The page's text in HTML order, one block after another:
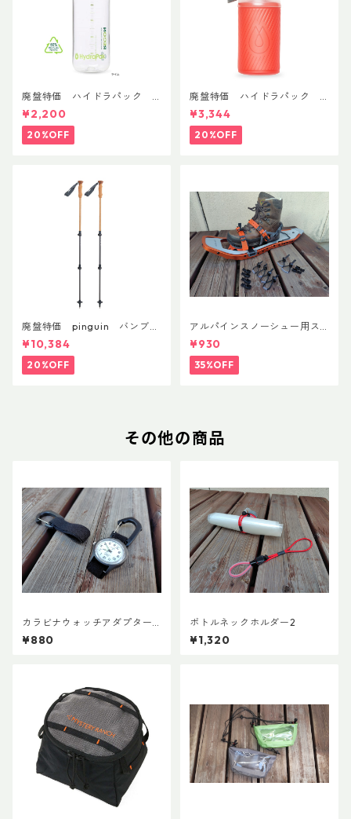
廃盤特価 ハイドラパック
リーコン ツイスト＆シップ 50
0ml
¥2,200
20%OFF
廃盤特価 ハイドラパック
フラックス 750ml
¥3,344
20%OFF
廃盤特価 pinguin バンブー
FLフォーム(ペア)
¥10,384
20%OFF
アルパインスノーシュー用ス
トラップキャッチ(ペア)
¥930
35%OFF
その他の商品
カラビナウォッチアダプターLi
te
¥880
ボトルネックホルダー2
¥1,320